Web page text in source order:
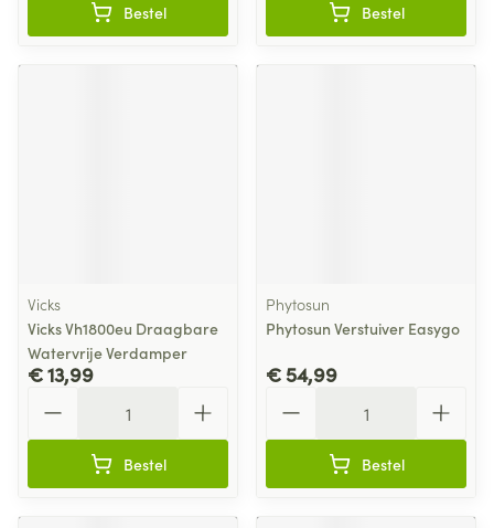
Bestel Bestel
Vicks
Vicks Vh1800eu Draagbare
Watervrije Verdamper
€ 13,99
Bestel
Phytosun
Phytosun Verstuiver Easygo
€ 54,99
Bestel